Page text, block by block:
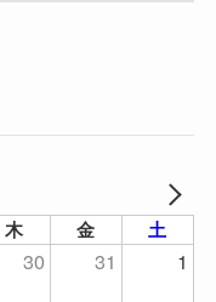
木 金 土
30 31
1